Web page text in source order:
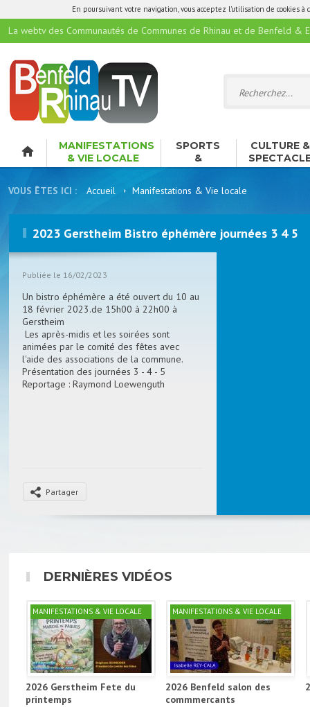
En poursuivant votre navigation, vous acceptez l'utilisation de cookies
La webtv des Communautés de Communes de Rhinau et de Benfeld &
MANIFESTATIONS
& VIE LOCALE
SPORTS
&
LOISIRS
CULTURE &
VOUS ÊTES ICI : Accueil Manifestations & Vie locale
2023 Gerstheim Bistro éphémère journées 3 4 5
Publiée le 16/02/2023
Un bistro éphémère a été ouvert du 10 au
18 février 2023.de 15h00 à 22h00 à
Gerstheim
Les après-midis et les soirées sont
animées par le comité des fêtes avec
l'aide des associations de la commune.
Présentation des journées 3 - 4 - 5
Reportage : Raymond Loewenguth
Partager
DERNIÈRES VIDÉOS
MANIFESTATIONS & VIE LOCALE
2026 Gerstheim Fete du
printemps
MANIFESTATIONS & VIE LOCALE
2026 Benfeld salon des
commmercants